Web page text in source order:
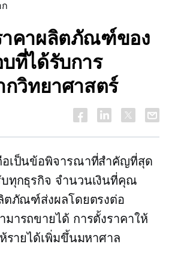
คาผลิตภัณฑ์ของ
ที่ได้รับการ
วิทยาศาสตร์
อเป็นข้อพิจารณาที่สำคัญที่สุด
ทุกธุรกิจ จำนวนเงินที่คุณ
ตภัณฑ์ส่งผลโดยตรงต่อ
ารถขายได้ การตั้งราคาให้
รายได้เพิ่มขึ้นมหาศาล